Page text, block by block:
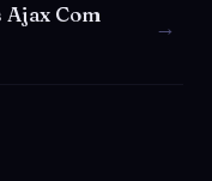
Com
→